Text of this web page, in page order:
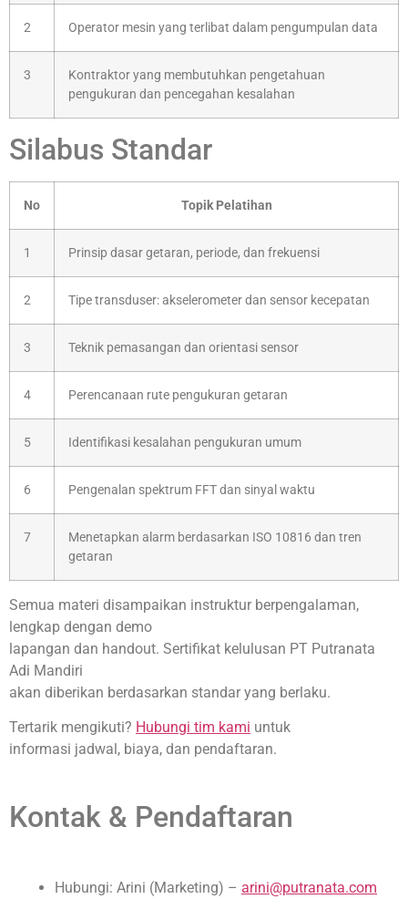
2 Operator mesin yang terlibat dalam pengumpulan data
3
Kontraktor yang membutuhkan pengetahuan
pengukuran dan pencegahan kesalahan
Silabus Standar
No Topik Pelatihan
1 Prinsip dasar getaran, periode, dan frekuensi
2 Tipe transduser: akselerometer dan sensor kecepatan
3 Teknik pemasangan dan orientasi sensor
4 Perencanaan rute pengukuran getaran
5 Identifikasi kesalahan pengukuran umum
6 Pengenalan spektrum FFT dan sinyal waktu
7
Menetapkan alarm berdasarkan ISO 10816 dan tren
getaran
Semua materi disampaikan instruktur berpengalaman,
lengkap dengan demo
lapangan dan handout. Sertifikat kelulusan PT Putranata
Adi Mandiri
akan diberikan berdasarkan standar yang berlaku.
Tertarik mengikuti? Hubungi tim kami untuk
informasi jadwal, biaya, dan pendaftaran.
Kontak & Pendaftaran
Hubungi: Arini (Marketing) – arini@putranata.com